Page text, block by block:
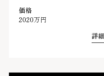
価格
2020万円
詳